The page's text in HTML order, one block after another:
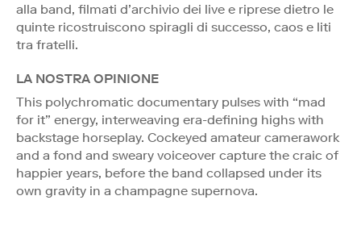
alla band, filmati d’archivio dei live e riprese dietro le
quinte ricostruiscono spiragli di successo, caos e liti
tra fratelli.
LA NOSTRA OPINIONE
This polychromatic documentary pulses with “mad
for it” energy, interweaving era-defining highs with
backstage horseplay. Cockeyed amateur camerawork
and a fond and sweary voiceover capture the craic of
happier years, before the band collapsed under its
own gravity in a champagne supernova.